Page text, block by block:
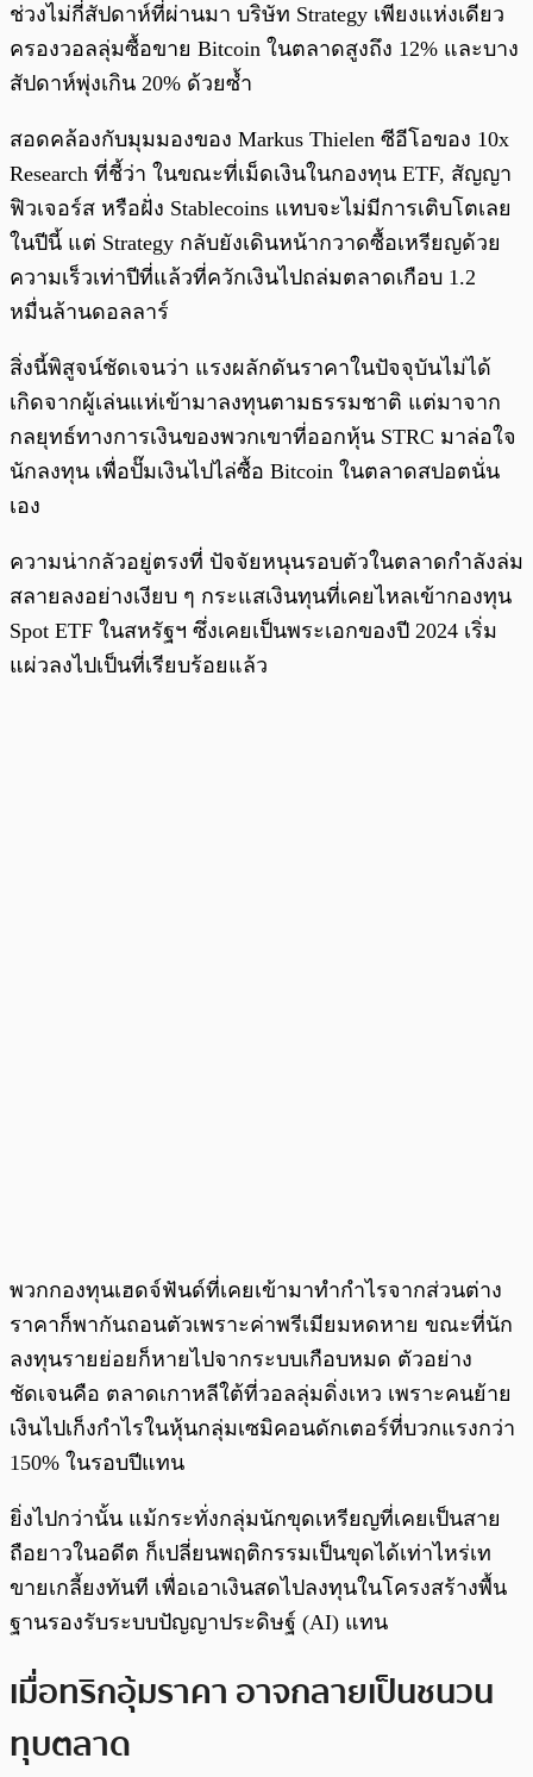
ช่วงไม่กี่สัปดาห์ที่ผ่านมา บริษัท Strategy เพียงแห่งเดียว
ครองวอลลุ่มซื้อขาย Bitcoin ในตลาดสูงถึง 12% และบาง
สัปดาห์พุ่งเกิน 20% ด้วยซ้ำ
สอดคล้องกับมุมมองของ Markus Thielen ซีอีโอของ 10x
Research ที่ชี้ว่า ในขณะที่เม็ดเงินในกองทุน ETF, สัญญา
ฟิวเจอร์ส หรือฝั่ง Stablecoins แทบจะไม่มีการเติบโตเลย
ในปีนี้ แต่ Strategy กลับยังเดินหน้ากวาดซื้อเหรียญด้วย
ความเร็วเท่าปีที่แล้วที่ควักเงินไปถล่มตลาดเกือบ 1.2
หมื่นล้านดอลลาร์
สิ่งนี้พิสูจน์ชัดเจนว่า แรงผลักดันราคาในปัจจุบันไม่ได้
เกิดจากผู้เล่นแห่เข้ามาลงทุนตามธรรมชาติ แต่มาจาก
กลยุทธ์ทางการเงินของพวกเขาที่ออกหุ้น STRC มาล่อใจ
นักลงทุน เพื่อปั๊มเงินไปไล่ซื้อ Bitcoin ในตลาดสปอตนั่น
เอง
ความน่ากลัวอยู่ตรงที่ ปัจจัยหนุนรอบตัวในตลาดกำลังล่ม
สลายลงอย่างเงียบ ๆ กระแสเงินทุนที่เคยไหลเข้ากองทุน
Spot ETF ในสหรัฐฯ ซึ่งเคยเป็นพระเอกของปี 2024 เริ่ม
แผ่วลงไปเป็นที่เรียบร้อยแล้ว
พวกกองทุนเฮดจ์ฟันด์ที่เคยเข้ามาทำกำไรจากส่วนต่าง
ราคาก็พากันถอนตัวเพราะค่าพรีเมียมหดหาย ขณะที่นัก
ลงทุนรายย่อยก็หายไปจากระบบเกือบหมด ตัวอย่าง
ชัดเจนคือ ตลาดเกาหลีใต้ที่วอลลุ่มดิ่งเหว เพราะคนย้าย
เงินไปเก็งกำไรในหุ้นกลุ่มเซมิคอนดักเตอร์ที่บวกแรงกว่า
150% ในรอบปีแทน
ยิ่งไปกว่านั้น แม้กระทั่งกลุ่มนักขุดเหรียญที่เคยเป็นสาย
ถือยาวในอดีต ก็เปลี่ยนพฤติกรรมเป็นขุดได้เท่าไหร่เท
ขายเกลี้ยงทันที เพื่อเอาเงินสดไปลงทุนในโครงสร้างพื้น
ฐานรองรับระบบปัญญาประดิษฐ์ (AI) แทน
เมื่อทริกอุ้มราคา อาจกลายเป็นชนวน
ทุบตลาด